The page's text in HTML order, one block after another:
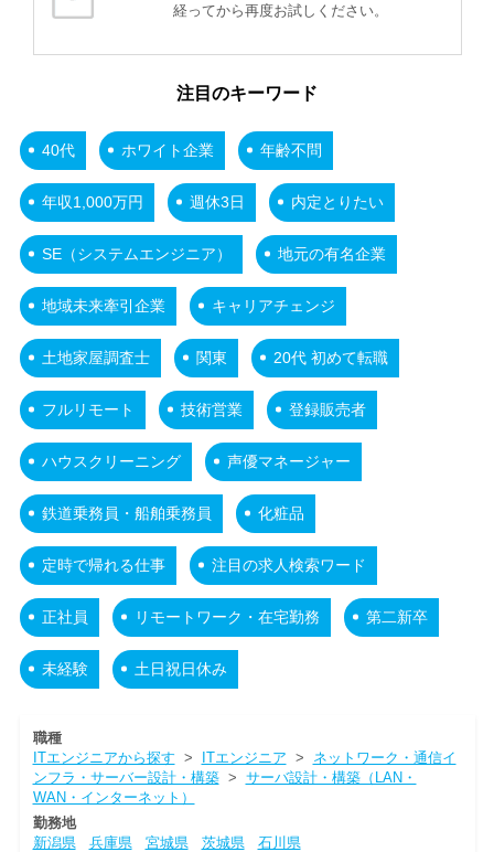
経ってから再度お試しください。
注目のキーワード
40代 ホワイト企業 年齢不問
年収1,000万円 週休3日 内定とりたい
SE（システムエンジニア） 地元の有名企業
地域未来牽引企業 キャリアチェンジ
土地家屋調査士 関東 20代 初めて転職
フルリモート 技術営業 登録販売者
ハウスクリーニング 声優マネージャー
鉄道乗務員・船舶乗務員 化粧品
定時で帰れる仕事 注目の求人検索ワード
正社員 リモートワーク・在宅勤務 第二新卒
未経験 土日祝日休み
職種
ITエンジニアから探す > ITエンジニア > ネットワーク・通信イ
ンフラ・サーバー設計・構築> サーバ設計・構築（LAN・
WAN・インターネット）
勤務地
新潟県
兵庫県 宮城県 茨城県
石川県